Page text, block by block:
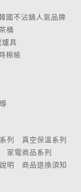
國不沾鍋人氣品牌
桶
爐具
棉帳
列
真空保溫系列
家電商品系列
明 商品退換須知